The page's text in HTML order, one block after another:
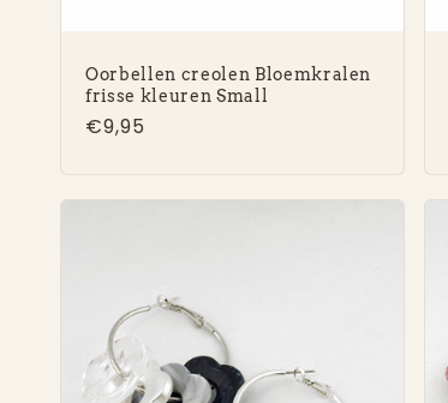
Oorbellen creolen Bloemkralen
frisse kleuren Small
Normale
€9,95